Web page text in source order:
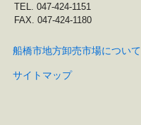
TEL. 047-424-1151
FAX. 047-424-1180
船橋市地方卸売市場について
サイトマップ